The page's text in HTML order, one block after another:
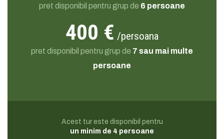
pret disponibil pentru grup de 6 persoane
400 € /persoana
pret disponibil pentru grup de 7 sau mai multe
persoane
Acest tur este disponibil pentru
un minim de 4 persoane